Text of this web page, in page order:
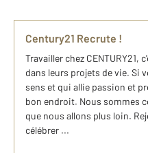
Century21 Recrute !
Travailler chez CENTURY21,
dans leurs projets de vie. Si
sens et qui allie passion et
bon endroit. Nous sommes
que nous allons plus loin.
célébrer ...